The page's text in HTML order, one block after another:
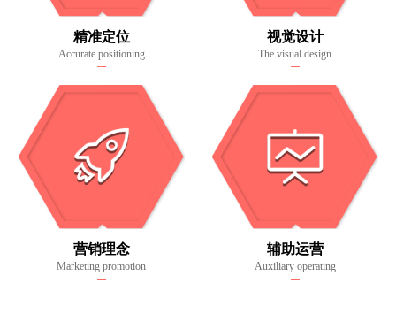
精准定位
Accurate positioning
视觉设计
The visual design
营销理念
Marketing promotion
辅助运营
Auxiliary operating